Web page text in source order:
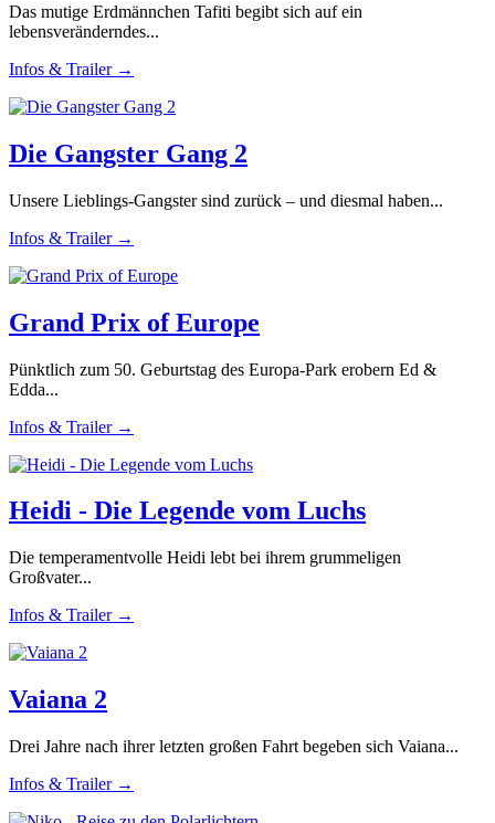
Das mutige Erdmännchen Tafiti begibt sich auf ein
lebensveränderndes...
Infos & Trailer →
Die Gangster Gang 2
Unsere Lieblings-Gangster sind zurück – und diesmal haben...
Infos & Trailer →
Grand Prix of Europe
Pünktlich zum 50. Geburtstag des Europa-Park erobern Ed &
Edda...
Infos & Trailer →
Heidi - Die Legende vom Luchs
Die temperamentvolle Heidi lebt bei ihrem grummeligen
Großvater...
Infos & Trailer →
Vaiana 2
Drei Jahre nach ihrer letzten großen Fahrt begeben sich Vaiana...
Infos & Trailer →